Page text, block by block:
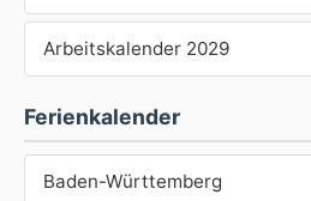
Arbeitskalender 2029
Ferienkalender
Baden-Württemberg